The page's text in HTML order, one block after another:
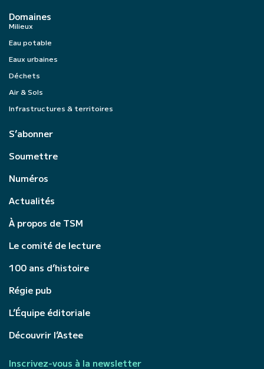
Domaines
Milieux
Eau potable
Eaux urbaines
Déchets
Air & Sols
Infrastructures & territoires
S’abonner
Soumettre
Numéros
Actualités
À propos de TSM
Le comité de lecture
100 ans d’histoire
Régie pub
L’Équipe éditoriale
Découvrir l’Astee
Inscrivez-vous à la newsletter